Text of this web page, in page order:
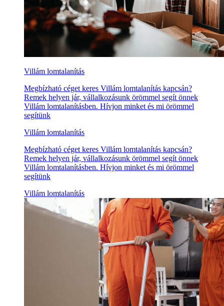
Villám lomtalanítás
Megbízható céget keres Villám lomtalanítás kapcsán?
Remek helyen jár, vállalkozásunk örömmel segít önnek
Villám lomtalanításben. Hívjon minket és mi örömmel
segítünk
Villám lomtalanítás
Megbízható céget keres Villám lomtalanítás kapcsán?
Remek helyen jár, vállalkozásunk örömmel segít önnek
Villám lomtalanításben. Hívjon minket és mi örömmel
segítünk
Villám lomtalanítás